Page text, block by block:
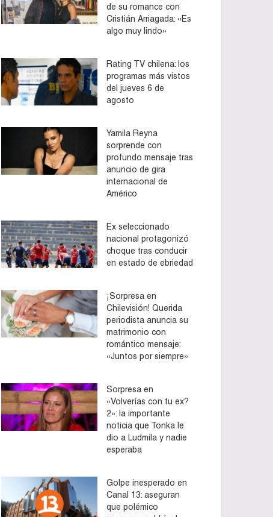
de su romance con
Cristián Arriagada: «Es
algo muy lindo»
Rating TV chilena: los
programas más vistos
del jueves 6 de
agosto
Yamila Reyna
sorprende con
profundo mensaje tras
anuncio de gira
internacional de
Américo
Ex seleccionado
nacional protagonizó
choque tras conducir
en estado de ebriedad
¡Sorpresa en
Chilevisión! Querida
periodista anuncia su
matrimonio con
romántico mensaje:
«Juntos por siempre»
Sorpresa en
«Volverías con tu ex?
2»: la importante
noticia que Tonka le
dio a Ludmila y nadie
esperaba
Golpe inesperado en
Canal 13: aseguran
que polémico